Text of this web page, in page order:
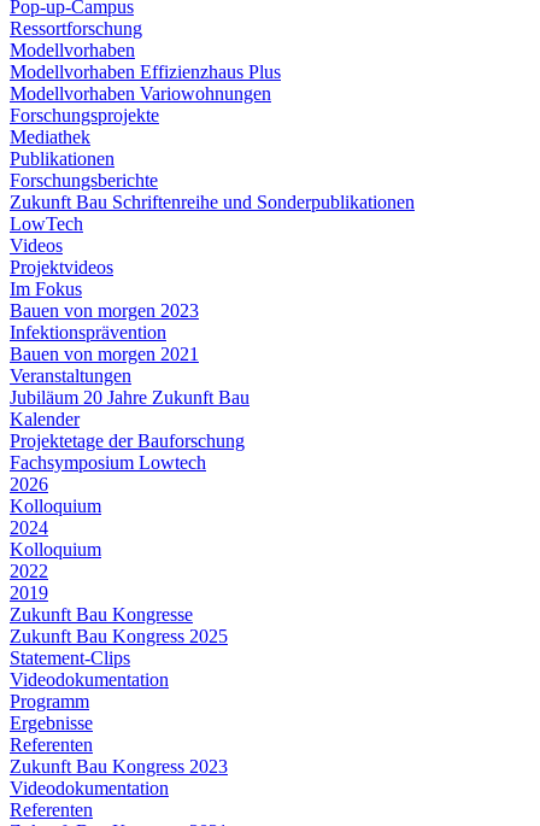
Pop-up-Campus
Ressortforschung
Modellvorhaben
Modellvorhaben Effizienzhaus Plus
Modellvorhaben Variowohnungen
Forschungsprojekte
Mediathek
Publikationen
Forschungsberichte
Zukunft Bau Schriftenreihe und Sonderpublikationen
LowTech
Videos
Projektvideos
Im Fokus
Bauen von morgen 2023
Infektionsprävention
Bauen von morgen 2021
Veranstaltungen
Jubiläum 20 Jahre Zukunft Bau
Kalender
Projektetage der Bauforschung
Fachsymposium Lowtech
2026
Kolloquium
2024
Kolloquium
2022
2019
Zukunft Bau Kongresse
Zukunft Bau Kongress 2025
Statement-Clips
Videodokumentation
Programm
Ergebnisse
Referenten
Zukunft Bau Kongress 2023
Videodokumentation
Referenten